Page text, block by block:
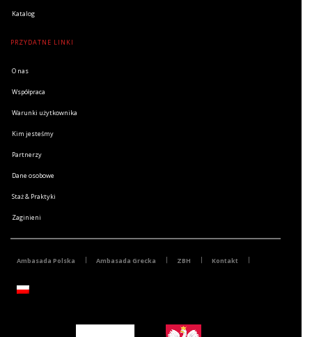
Katalog
PRZYDATNE LINKI
O nas
Współpraca
Warunki użytkownika
Kim jesteśmy
Partnerzy
Dane osobowe
Staż & Praktyki
Zaginieni
Ambasada Polska Ambasada Grecka ZBH Kontakt